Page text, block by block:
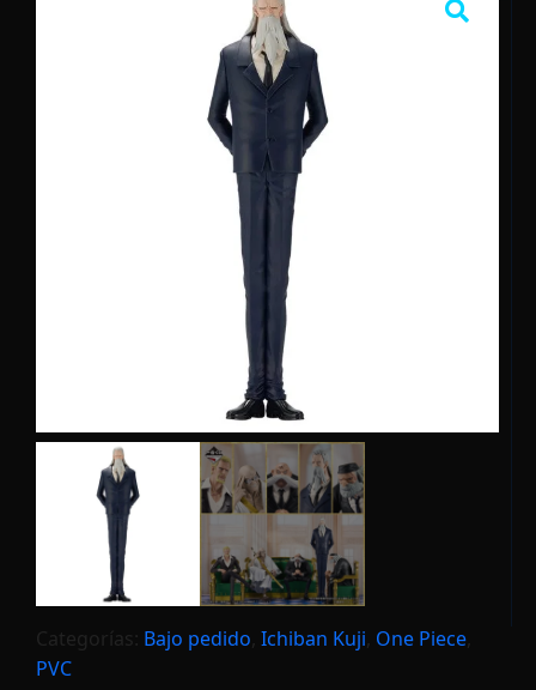
Categorías: Bajo pedido Ichiban Kuji One Piece
PVC